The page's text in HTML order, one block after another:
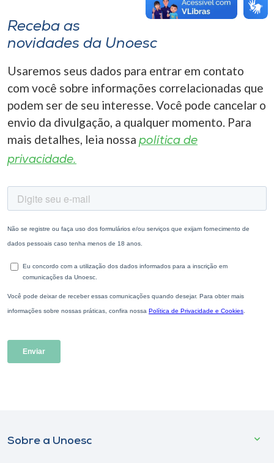
Receba as
novidades da Unoesc
Usaremos seus dados para entrar em contato
com você sobre informações correlacionadas que
podem ser de seu interesse. Você pode cancelar o
envio da divulgação, a qualquer momento. Para
mais detalhes, leia nossa política de
privacidade.
Sobre a Unoesc